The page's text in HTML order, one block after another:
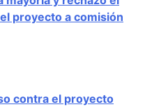
proyecto a comisión
contra el proyecto